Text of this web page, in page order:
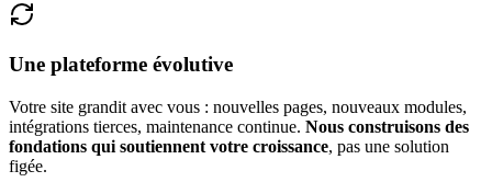
Une plateforme évolutive
Votre site grandit avec vous : nouvelles pages, nouveaux modules,
intégrations tierces, maintenance continue. Nous construisons des
fondations qui soutiennent votre croissance, pas une solution
figée.